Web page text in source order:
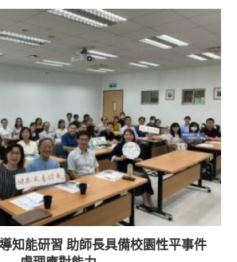
知能研習 助師長具備校園性平事件